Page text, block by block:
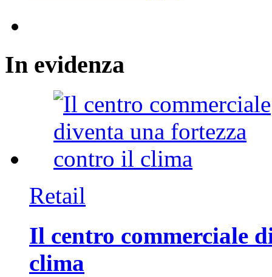
In evidenza
Retail
Il centro commerciale
clima